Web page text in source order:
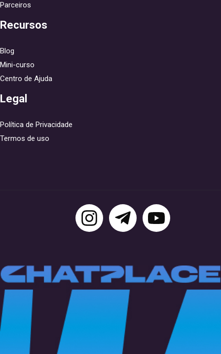
Parceiros
Recursos
Blog
Mini-curso
Centro de Ajuda
Legal
Política de Privacidade
Termos de uso